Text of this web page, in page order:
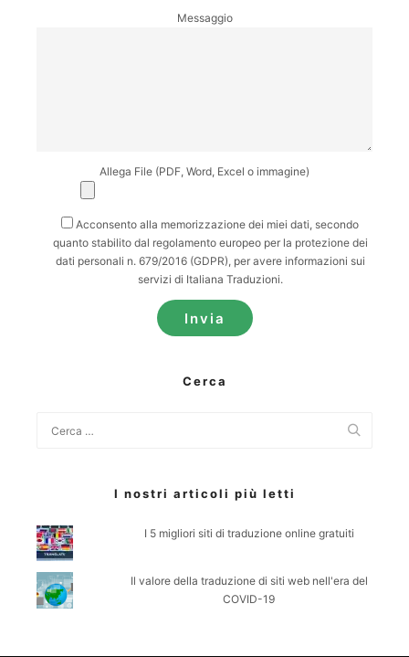
Messaggio
Allega File (PDF, Word, Excel o immagine)
Acconsento alla memorizzazione dei miei dati, secondo
quanto stabilito dal regolamento europeo per la protezione dei
dati personali n. 679/2016 (GDPR), per avere informazioni sui
servizi di Italiana Traduzioni.
Cerca
I nostri articoli più letti
I 5 migliori siti di traduzione online gratuiti
Il valore della traduzione di siti web nell'era del
COVID-19